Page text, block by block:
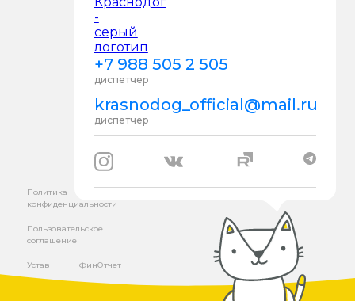
+7 988 505 2 505
диспетчер
krasnodog_official@mail.ru
диспетчер
Политика
конфиденциальности
Пользовательское
соглашение
Устав ФинОтчет